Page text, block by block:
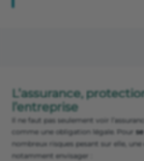
L’assurance,
l’entreprise
Il ne faut pas seulement voir
comme une obligation légale. Pour
nombreux risques pesant sur elle,
notamment envisager :